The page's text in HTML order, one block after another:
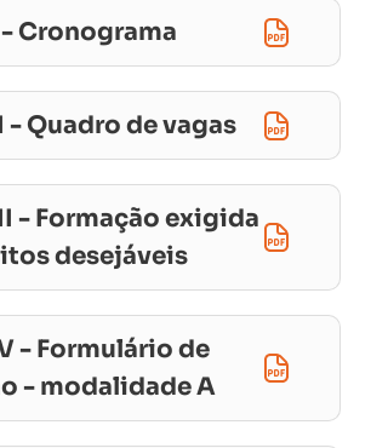
Cronograma
- Quadro de vagas
- Formação exigida
desejáveis
- Formulário de
- modalidade A